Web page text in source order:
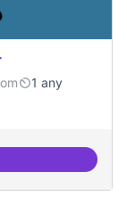
1 any
Popular